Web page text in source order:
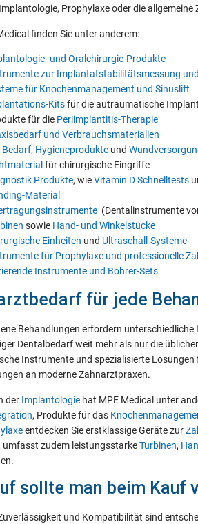
Prophylaxe oder die allgemeine
finden Sie unter anderem:
und Oralchirurgie-Produkte
zur Implantatstabilitätsmessung
für Knochenmanagement und Sinuslift
Kitsfür die autraumatische
für die Periimplantitis-Therapie
und Verbrauchsmaterialien
Bedarf, Hygieneprodukte und
für chirurgische Eingriffe
Produkte, wieVitamin D Schnelltests
Material
(Dentalinstrumente
sowie Hand- und Winkelstücke
Einheiten und Ultraschall-Systeme
für Prophylaxe und professionelle
Instrumente und Bohrer-Sets
für jede
Behandlungen erfordern
Dentalbedarf weit mehr als nur die
Instrumente und spezialisierte
an moderne Zahnarztpraxen.
der Implantologie hat MPE Medical unter
, Produkte für das
entdecken Sie erstklassige Geräte zur
umfasst zudem leistungsstarkeTurbinen,
sollte man beim Kauf
und Kompatibilität sind